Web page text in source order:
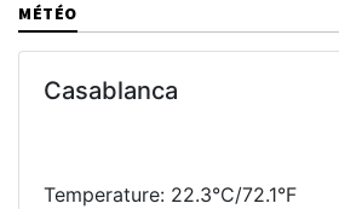
MÉTÉO
Casablanca
Temperature: 22.3°C/72.1°F